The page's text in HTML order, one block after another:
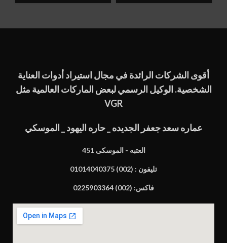
أقوى الشركات الرائدة في مجال استيراد أدوات العناية
الشخصية. الوكيل الرسمي لبعض الماركات العالمية مثل
VGR
عماره سعد جعفر الجديده _ حاره اليهود _ الموسكي
451 العتبه - الموسكى
تليفون : (002) 01014040375
فاكس: (002) 0225903364